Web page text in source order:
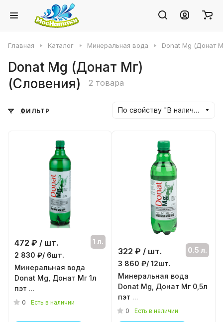
Главная Каталог Минеральная вода Donat Mg (Донат
Donat Mg (Донат Мг)
(Словения)
2 товара
ФИЛЬТР По свойству "В наличии" (убывание)
472 ₽ / шт.
1 л.
2 830 ₽/ 6шт.
Минеральная вода
Donat Mg, Донат Mг 1л
пэт
( 6шт./уп. )
0 Есть в наличии
322 ₽ / шт.
0.5 л.
3 860 ₽/ 12шт.
Минеральная вода
Donat Mg, Донат Mг 0,5л
пэт
( 12шт./уп. )
0 Есть в наличии